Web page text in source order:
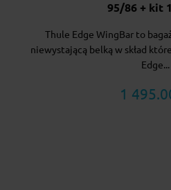
95/86 + kit
Thule Edge WingBar to
niewystającą belką w skład
Edge...
1